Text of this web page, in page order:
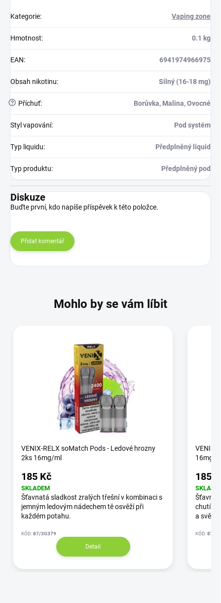
Kategorie: Vaping zone
Hmotnost: 0.1 kg
EAN: 6941974966975
Obsah nikotinu: Silný (16-18 mg)
? Příchuť: Borůvka, Malina, Ovocné
Styl vapování: Pod systém
Typ liquidu: Předplněný liquid
Typ produktu: Předplněný pod
Diskuze
Buďte první, kdo napíše příspěvek k této položce.
Přidat komentář
Mohlo by se vám líbit
VENIX-RELX soMatch Pods - Ledové hrozny
2ks 16mg/ml
185 Kč
SKLADEM
Šťavnatá sladkost zralých třešní v kombinaci s
jemným ledovým nádechem tě osvěží při
každém potahu.
KÓD:87/3G379
Detail
VENIX-
16mg/
185
chutí.
a
KÓD:87/